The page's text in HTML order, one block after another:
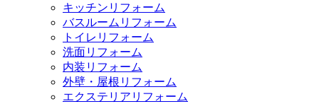
キッチンリフォーム
バスルームリフォーム
トイレリフォーム
洗面リフォーム
内装リフォーム
外壁・屋根リフォーム
エクステリアリフォーム